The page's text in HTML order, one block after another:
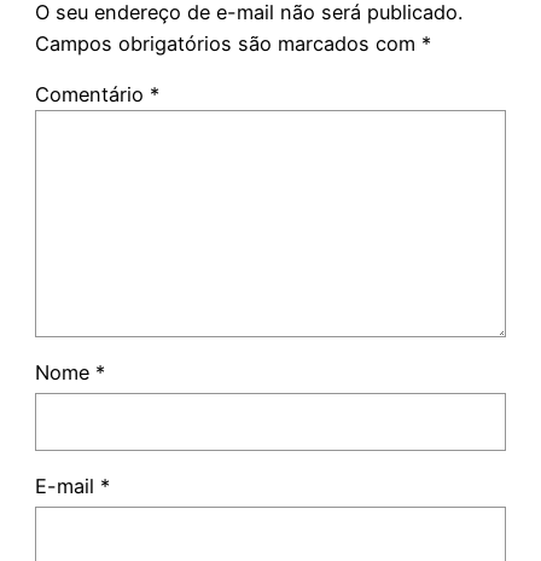
O seu endereço de e-mail não será publicado.
Campos obrigatórios são marcados com *
Comentário *
Nome *
E-mail *